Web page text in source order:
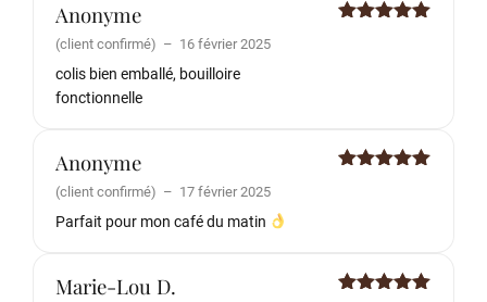
Anonyme
(client confirmé) – 16 février 2025
colis bien emballé, bouilloire
fonctionnelle
Anonyme
(client confirmé) – 17 février 2025
Parfait pour mon café du matin
Marie-Lou D.